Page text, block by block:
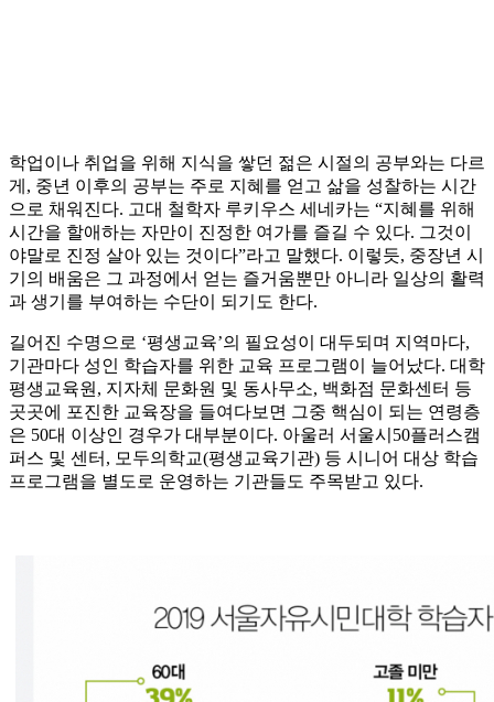
학업이나 취업을 위해 지식을 쌓던 젊은 시절의 공부와는 다르
게, 중년 이후의 공부는 주로 지혜를 얻고 삶을 성찰하는 시간
으로 채워진다. 고대 철학자 루키우스 세네카는 “지혜를 위해
시간을 할애하는 자만이 진정한 여가를 즐길 수 있다. 그것이
야말로 진정 살아 있는 것이다”라고 말했다. 이렇듯, 중장년 시
기의 배움은 그 과정에서 얻는 즐거움뿐만 아니라 일상의 활력
과 생기를 부여하는 수단이 되기도 한다.
길어진 수명으로 ‘평생교육’의 필요성이 대두되며 지역마다,
기관마다 성인 학습자를 위한 교육 프로그램이 늘어났다. 대학
평생교육원, 지자체 문화원 및 동사무소, 백화점 문화센터 등
곳곳에 포진한 교육장을 들여다보면 그중 핵심이 되는 연령층
은 50대 이상인 경우가 대부분이다. 아울러 서울시50플러스캠
퍼스 및 센터, 모두의학교(평생교육기관) 등 시니어 대상 학습
프로그램을 별도로 운영하는 기관들도 주목받고 있다.